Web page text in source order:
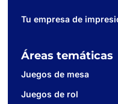
Tu empresa de
Áreas temáticas
Juegos de mesa
Juegos de rol